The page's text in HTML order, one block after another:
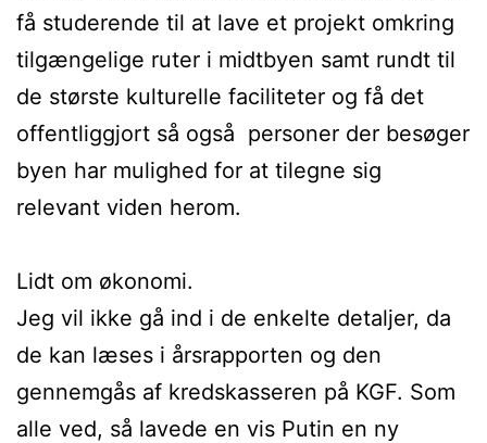
få studerende til at lave et projekt omkring
tilgængelige ruter i midtbyen samt rundt til
de største kulturelle faciliteter og få det
offentliggjort så også personer der besøger
byen har mulighed for at tilegne sig
relevant viden herom.
Lidt om økonomi.
Jeg vil ikke gå ind i de enkelte detaljer, da
de kan læses i årsrapporten og den
gennemgås af kredskasseren på KGF. Som
alle ved, så lavede en vis Putin en ny